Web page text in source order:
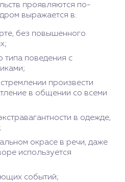
проявляются по-
выражается в:
без повышенного
типа поведения с
произвести
в общении со всеми
в одежде,
окрасе в речи, даже
используется
событий;